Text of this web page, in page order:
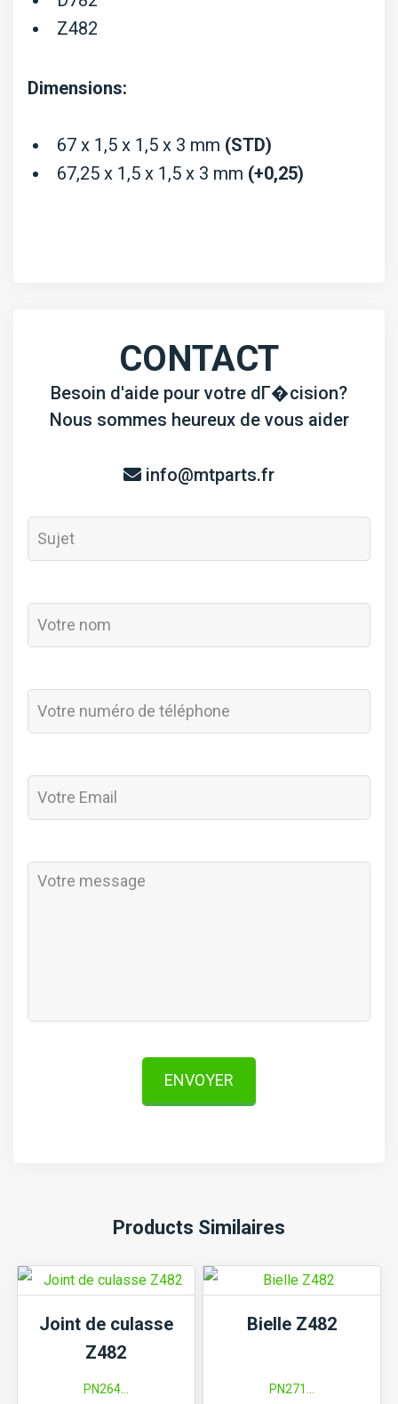
Z482
Dimensions:
67 x 1,5 x 1,5 x 3 mm (STD)
67,25 x 1,5 x 1,5 x 3 mm (+0,25)
CONTACT
Besoin d'aide pour votre dГ�cision?
Nous sommes heureux de vous aider
info@mtparts.fr
ENVOYER
Products Similaires
Joint de culasse
Z482
PN264...
Bielle Z482
PN271...